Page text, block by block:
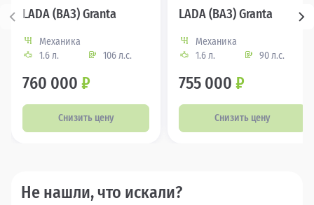
LADA (ВАЗ) Granta
Механика
1.6 л.
106 л.с.
760 000 ₽
Снизить цену
LADA (ВАЗ) Granta
Механика
1.6 л.
90 л.с.
755 000 ₽
Снизить цену
Не нашли, что искали?